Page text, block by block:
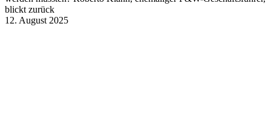
blickt zurück
12. August 2025